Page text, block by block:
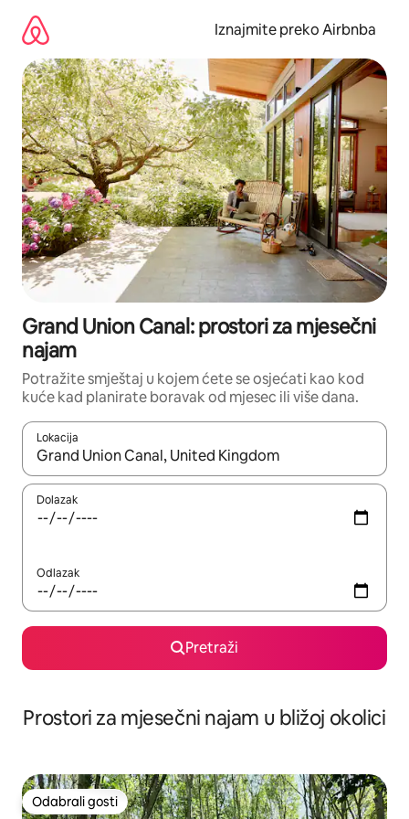
sadržaj
Iznajmite preko Airbnba
Grand Union Canal: prostori za mjesečni
najam
Potražite smještaj u kojem ćete se osjećati kao kod
kuće kad planirate boravak od mjesec ili više dana.
Lokacija
Kada budu dostupni rezultati, moći ćete ih pregledati
Dolazak
Odlazak
Pretraži
Prostori za mjesečni najam u bližoj okolici
Odabrali gosti
Odabrali gosti